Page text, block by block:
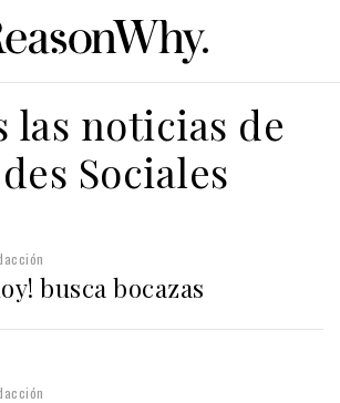
las noticias de
Sociales
busca bocazas